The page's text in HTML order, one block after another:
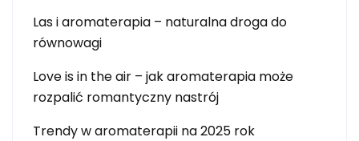
Las i aromaterapia – naturalna droga do
równowagi
Love is in the air – jak aromaterapia może
rozpalić romantyczny nastrój
Trendy w aromaterapii na 2025 rok